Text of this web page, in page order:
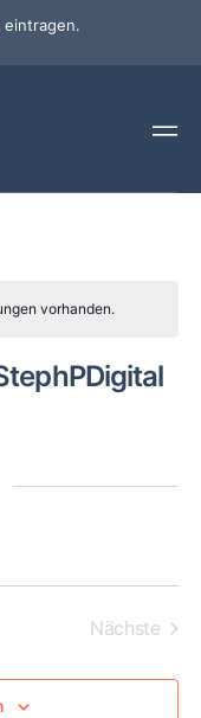
eintragen.
vorhanden.
Nächste